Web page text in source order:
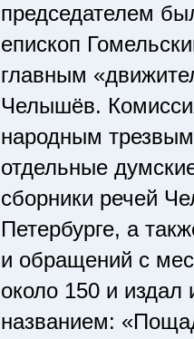
председателем
епископ
главным
Челышёв.
народным
отдельные
сборники речей
Петербурге, а
и обращений с
около 150 и издал
названием: